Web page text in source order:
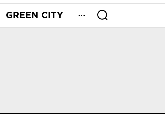
GREEN CITY